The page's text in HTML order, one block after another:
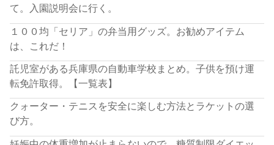
て。入園説明会に行く。
１００均「セリア」の弁当用グッズ。お勧めアイテム
は、これだ！
託児室がある兵庫県の自動車学校まとめ。子供を預け運
転免許取得。【一覧表】
クォーター・テニスを安全に楽しむ方法とラケットの選
び方。